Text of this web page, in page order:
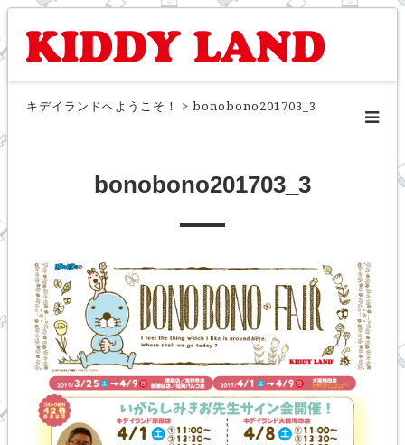
キデイランドへようこそ！ > bonobono201703_3
bonobono201703_3